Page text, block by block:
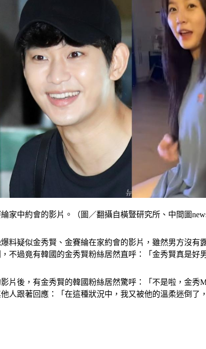
家中約會的影片。（圖／翻攝自橫豎研究所、中間圖
料疑似金秀賢、金賽綸在家約會的影片，雖然男方沒
不過竟有韓國的金秀賢粉絲居然直呼：「金秀賢真是好
片後，有金秀賢的韓國粉絲居然驚呼：「不是啦，金
人跟著回應：「在這種狀況中，我又被他的溫柔迷倒